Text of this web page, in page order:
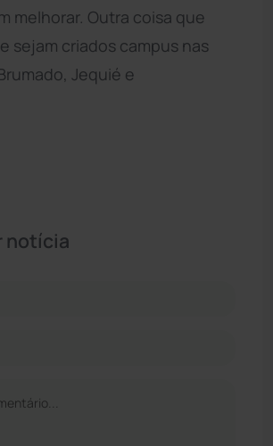
melhorar. Outra coisa que
sejam criados campus nas
Jequié e
notícia